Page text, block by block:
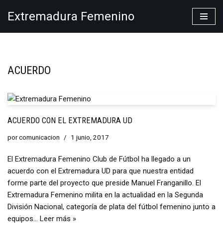
Extremadura Femenino
ACUERDO
ACUERDO CON EL EXTREMADURA UD
porcomunicacion 1 junio, 2017
El Extremadura Femenino Club de Fútbol ha llegado a un
acuerdo con el Extremadura UD para que nuestra entidad
forme parte del proyecto que preside Manuel Franganillo. El
Extremadura Femenino milita en la actualidad en la Segunda
División Nacional, categoría de plata del fútbol femenino junto a
equipos… Leer más »